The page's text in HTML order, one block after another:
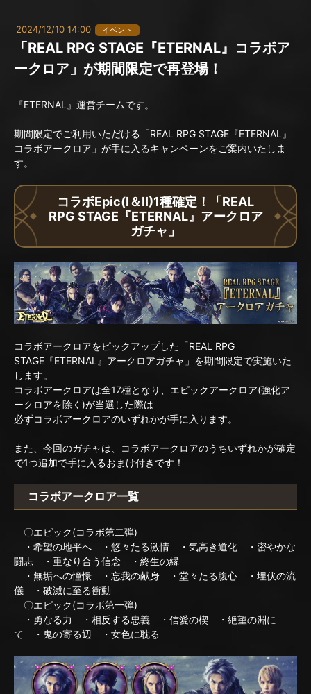
2024/12/10 14:00 イベント
「REAL RPG STAGE『ETERNAL』コラボア
ークロア」が期間限定で再登場！
『ETERNAL』運営チームです。
期間限定でご利用いただける「REAL RPG STAGE『ETERNAL』
コラボアークロア」が手に入るキャンペーンをご案内いたしま
す。
コラボEpic(I＆II)1種確定！「REAL
RPG STAGE『ETERNAL』アークロア
ガチャ」
コラボアークロアをピックアップした「REAL RPG
STAGE『ETERNAL』アークロアガチャ」を期間限定で実施いた
します。
コラボアークロアは全17種となり、エピックアークロア(強化ア
ークロアを除く)が当選した際は
必ずコラボアークロアのいずれかが手に入ります。
また、今回のガチャは、コラボアークロアのうちいずれかが確定
で1つ追加で手に入るおまけ付きです！
コラボアークロア一覧
〇エピック(コラボ第二弾)
・希望の地平へ ・悠々たる激情 ・気高き道化 ・密やかな
闘志 ・重なり合う信念 ・終生の縁
・無垢への憧憬 ・忘我の献身 ・堂々たる腹心 ・埋伏の流
儀 ・破滅に至る衝動
〇エピック(コラボ第一弾)
・勇なる力 ・相反する忠義 ・信愛の楔 ・絶望の淵に
て ・鬼の寄る辺 ・女色に耽る